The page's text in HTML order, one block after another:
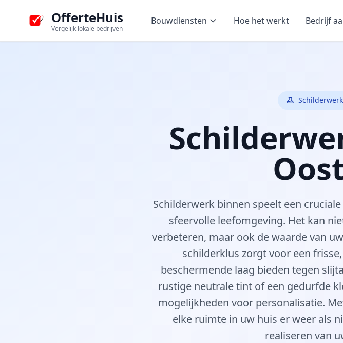
OfferteHuis
Vergelijk lokale bedrijven
Bouwdiensten Hoe het werkt Bedrijf
Schilderwerk binnen speelt een
sfeervolle leefomgeving. Het kan
verbeteren, maar ook de waarde van
schilderklus zorgt voor een
beschermende laag bieden tegen
rustige neutrale tint of een gedurfde
mogelijkheden voor personalisatie.
elke ruimte in uw huis er weer als
realiseren van